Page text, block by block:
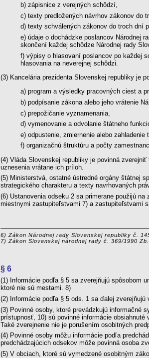
b) zápisnice z verejných schôdzí,
c) texty predložených návrhov zákonov do
d) texty schválených zákonov do troch dní
e) údaje o dochádzke poslancov Národnej
skončení každej schôdze Národnej rady
f) výpisy o hlasovaní poslancov po každej
hlasovania na neverejnej schôdzi.
(3) Kancelária prezidenta Slovenskej republiky je
a) program a výsledky pracovných ciest a
b) podpísanie zákona alebo jeho vrátenie
c) prepožičanie vyznamenania,
d) vymenovanie a odvolanie štátneho
e) odpustenie, zmiernenie alebo
f) organizačnú štruktúru a počty
(4) Vláda Slovenskej republiky je povinná
uznesenia vrátane ich príloh.
(5) Ministerstvá, ostatné ústredné orgány štátnej
strategického charakteru a texty navrhovaných
(6) Ustanovenia odseku 2 sa primerane použijú
miestnymi zastupiteľstvami 7) a zastupiteľstvami
6) Zákon Národnej rady Slovenskej republiky č.
7) Zákon Slovenskej národnej rady č. 369/1990
§ 6
(1) Informácie podľa § 5 sa zverejňujú spôsobom
ktoré nie sú mestami. 8)
(2) Informácie podľa § 5 ods. 1 sa ďalej
(3) Povinné osoby, ktoré prevádzkujú informačné
prístupnosť, 10) sú povinné informácie
Také zverejnenie nie je porušením osobitných
(4) Povinné osoby môžu informácie podľa
predchádzajúcich odsekov môže povinná osoba
(5) V obciach, ktoré sú vymedzené osobitným